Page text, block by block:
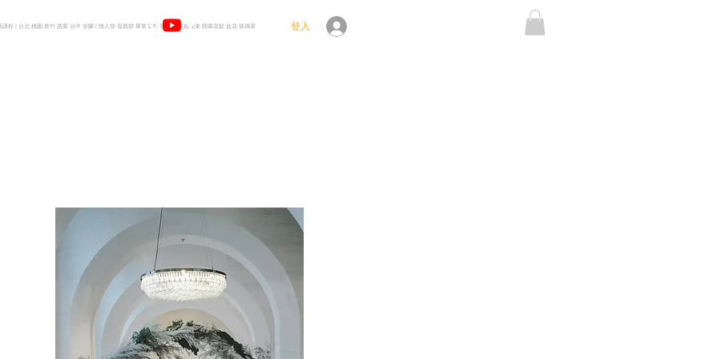
登入
程 | 台北 桃園 新竹 苗栗 台中 宜蘭 | 情人節 母親節 畢業花束 聖誕樹 求婚花束 開幕花籃 盆花 玻璃罩